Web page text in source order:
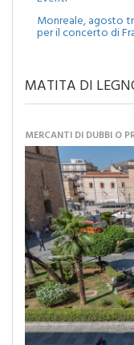
Eventi
Monreale, agosto
MATITA DI
MERCANTI DI DUBBI O